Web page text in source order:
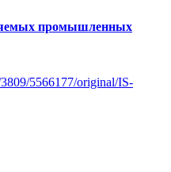
промышленных